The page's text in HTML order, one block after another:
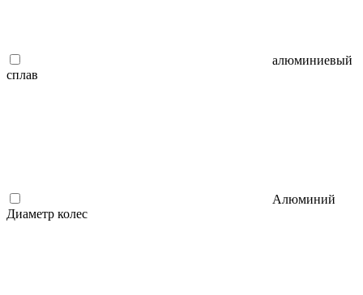
алюминиевый
сплав
Алюминий
Диаметр колес